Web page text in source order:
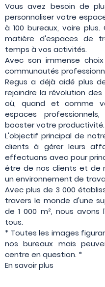
Vous avez besoin de
personnaliser votre
à 100 bureaux, voire
matière d'espaces de
temps à vos activités.
Avec son immense
communautés
Regus a déjà aidé plus
rejoindre la révolution
où, quand et comme
espaces
booster votre productivité.
L'objectif principal de
clients à gérer leurs
effectuons avec pour
être de nos clients et de
un environnement de
Avec plus de 3 000
travers le monde d'une
de 1 000 m², nous
tous.
* Toutes les images
nos bureaux mais
centre en question. *
En savoir plus